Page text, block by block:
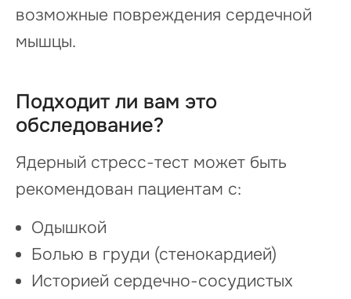
возможные повреждения сердечной
мышцы.
Подходит ли вам это
обследование?
Ядерный стресс-тест может быть
рекомендован пациентам с:
Одышкой
Болью в груди (стенокардией)
Историей сердечно-сосудистых